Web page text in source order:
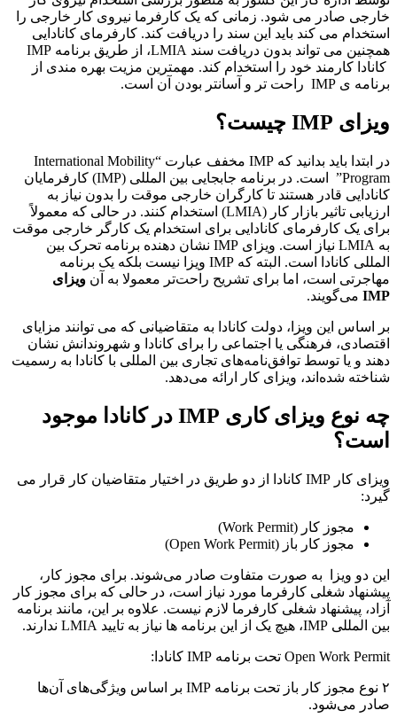
خارجی صادر می شود. زمانی که یک کارفرما نیروی کار خارجی را
استخدام می کند باید این سند را دریافت کند. کارفرمای کانادایی
همچنین می تواند بدون دریافت سند LMIA، از طریق برنامه IMP
کانادا کارمند خود را استخدام کند. مهمترین مزیت بهره مندی از
برنامه ی IMP راحت تر و آسانتر بودن آن است.
ویزای IMP چیست؟
در ابتدا باید بدانید که IMP مخفف عبارت “International Mobility
Program” است. در برنامه جابجایی بین المللی (IMP) کارفرمایان
کانادایی قادر هستند تا کارگران خارجی موقت را بدون نیاز به
ارزیابی تاثیر بازار کار (LMIA) استخدام کنند. در حالی که معمولاً
برای یک کارفرمای کانادایی برای استخدام یک کارگر خارجی موقت
به LMIA نیاز است. ویزای IMP نشان دهنده برنامه تحرک بین
المللی کانادا است. البته که IMP ویزا نیست بلکه یک برنامه
مهاجرتی است، اما برای تشریح راحت‌تر معمولا به آن ویزای
IMP می‌گویند.
بر اساس این ویزا، دولت کانادا به متقاضیانی که می توانند مزایای
اقتصادی، فرهنگی یا اجتماعی را برای کانادا و شهروندانش نشان
دهند و یا توسط توافق‌نامه‌های تجاری بین المللی با کانادا به رسمیت
شناخته شده‌اند، ویزای کار ارائه می‌دهد.
چه نوع ویزای کاری IMP در کانادا موجود
است؟
ویزای کار IMP کانادا از دو طریق در اختیار متقاضیان کار قرار می
گیرد:
مجوز کار (Work Permit)
مجوز کار باز (Open Work Permit)
این دو ویزا به صورت متفاوت صادر می‌شوند. برای مجوز کار،
پیشنهاد شغلی کارفرما مورد نیاز است، در حالی که برای مجوز کار
آزاد، پیشنهاد شغلی کارفرما لازم نیست. علاوه بر این، مانند برنامه
بین المللی IMP، هیچ یک از این برنامه ها نیاز به تایید LMIA ندارند.
Open Work Permit تحت برنامه IMP کانادا:
۲ نوع مجوز کار باز تحت برنامه IMP بر اساس ویژگی‌های آن‌ها
صادر می‌شود.